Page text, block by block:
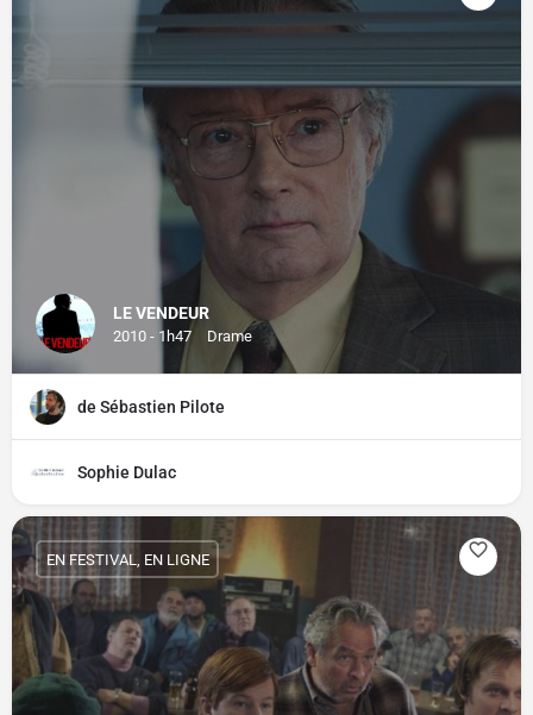
LE VENDEUR
2010 - 1h47 Drame
de Sébastien Pilote
Sophie Dulac
EN FESTIVAL, EN LIGNE